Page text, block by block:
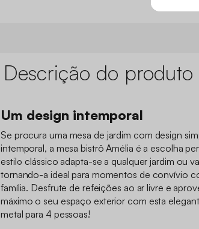
Descrição do produto
Um design intemporal
Se procura uma mesa de jardim com design
intemporal, a mesa bistrô Amélia é a escolha
estilo clássico adapta-se a qualquer jardim ou
tornando-a ideal para momentos de convívio
família. Desfrute de refeições ao ar livre e
máximo o seu espaço exterior com esta
metal para 4 pessoas!